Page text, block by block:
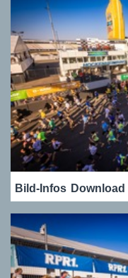
Bild-Infos Download